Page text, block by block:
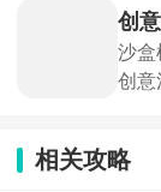
富
彩
更有
任你
创
沙盒
创意
由组
包蛋
相关攻略